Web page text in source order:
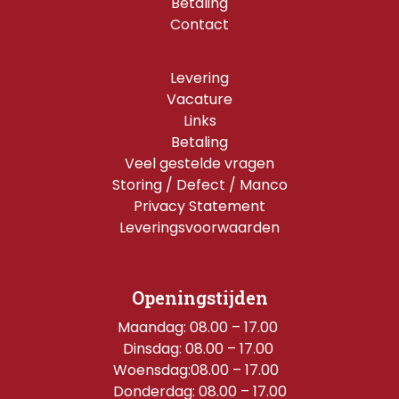
Contact
Levering
Vacature
Links
Betaling
Veel gestelde vragen
Storing / Defect / Manco
Privacy Statement
Leveringsvoorwaarden
Openingstijden
Maandag: 08.00 – 17.00
Dinsdag: 08.00 – 17.00
Woensdag:08.00 – 17.00
Donderdag: 08.00 – 17.00